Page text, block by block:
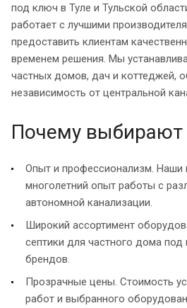
под ключ в Туле и Тульской
работает с лучшими
предоставить клиентам
временем решения. Мы
частных домов, дач и коттеджей,
независимость от центральной
Почему выбирают
Опыт и профессионализм. Наши
многолетний опыт работы с
автономной канализации.
Широкий ассортимент
септики для частного дома
брендов.
Прозрачные цены. Стоимость
работ и выбранного